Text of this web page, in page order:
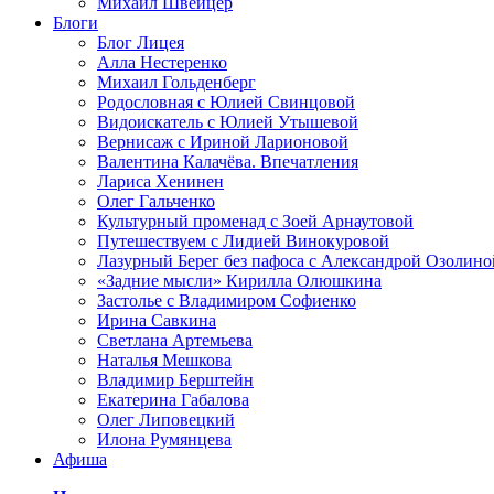
Блоги
Блог Лицея
Алла Нестеренко
Михаил Гольденберг
Родословная с Юлией Свинцовой
Видоискатель с Юлией Утышевой
Вернисаж с Ириной Ларионовой
Валентина Калачёва. Впечатления
Лариса Хенинен
Олег Гальченко
Культурный променад с Зоей Арнаутовой
Путешествуем с Лидией Винокуровой
Лазурный Берег без пафоса с Александрой
«Задние мысли» Кирилла Олюшкина
Застолье с Владимиром Софиенко
Ирина Савкина
Светлана Артемьева
Наталья Мешкова
Владимир Берштейн
Екатерина Габалова
Олег Липовецкий
Илона Румянцева
Афиша